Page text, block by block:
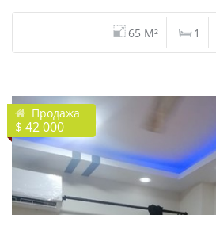
65 M² 1
Продажа
$ 42 000